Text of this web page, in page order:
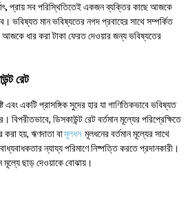
প্রায় সব পরিস্থিতিতেই একজন ব্যক্তির কাছে আজকে
মান ভবিষ্যতের নগদ প্রবাহের সাথে সম্পর্কিত
ধার করা টাকা ফেরত দেওয়ার জন্য ভবিষ্যতের
রেট
এবং একটি প্রাসঙ্গিক সুদের হার যা গাণিতিকভাবে ভবিষ্যত
বিপরীতভাবে, ডিসকাউন্ট রেট বর্তমান মূল্যের পরিপ্রেক্ষিতে
করা হয়, ঋণদাতা বামূলধন মূলধনের বর্তমান মূল্যের সাথে
ন্যায্য পরিমাণে নিষ্পত্তি করতে প্রদানকারী।
মূল্যে ছাড় দেওয়াকে বোঝায়।